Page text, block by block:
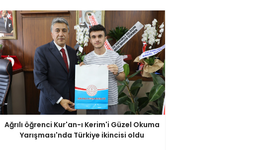
Ağrılı öğrenci Kur'an-ı Kerim'i Güzel Okuma
Yarışması'nda Türkiye ikincisi oldu